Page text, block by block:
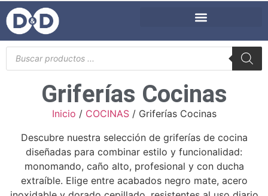
Griferías Cocinas
Inicio / COCINAS/ Griferías Cocinas
Descubre nuestra selección de griferías de cocina
diseñadas para combinar estilo y funcionalidad:
monomando, caño alto, profesional y con ducha
extraíble. Elige entre acabados negro mate, acero